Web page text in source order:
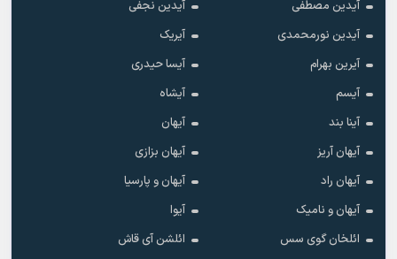
آیدین مصطفی
آیدین نجفی
آیدین نورمحمدی
آیریک
آیرین بهرام
آیسا حیدری
آیسم
آیشاه
آینا بند
آیهان
آیهان آریز
آیهان بزازی
آیهان راد
آیهان و پارسیا
آیهان و نامیک
آیوا
ائلخان گوی سس
ائلشن آی قاش